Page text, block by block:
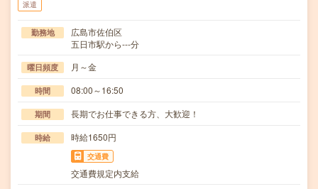
派遣
勤務地
広島市佐伯区
五日市駅から---分
曜日頻度 月～金
時間 08:00～16:50
期間 長期でお仕事できる方、大歓迎！
時給 時給1650円
交通費
交通費規定内支給